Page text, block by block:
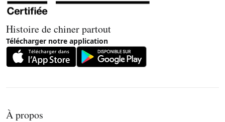
Histoire de chiner partout
Télécharger notre application
À propos